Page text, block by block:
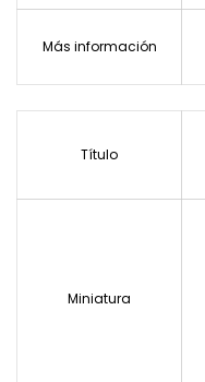
Más información
Título
Miniatura